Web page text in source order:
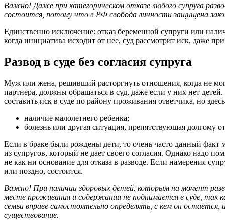
Важно! Даже при категорическом отказе любого супруга
состоится, потому что в РФ свобода личности защищена
Единственно исключение: отказ беременной супруги или
когда инициатива исходит от нее, суд рассмотрит иск, даже
Развод в суде без согласия супруга
Муж или жена, решивший расторгнуть отношения, когда не
партнера, должны обращаться в суд, даже если у них нет
составить иск в суде по району проживания ответчика, но
наличие малолетнего ребенка;
болезнь или другая ситуация, препятствующая долгому
Если в браке были рождены дети, то очень часто данный факт
из супругов, который не дает своего согласия. Однако надо
не как ни основание для отказа в разводе. Если намерения
или поздно, состоится.
Важно! При наличии здоровых детей, которым на момент
месте проживания и содержании не поднимается в суде, так
семьи вправе самостоятельно определять, с кем он остается,
существование.